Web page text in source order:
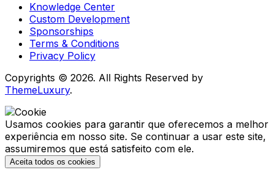
Knowledge Center
Custom Development
Sponsorships
Terms & Conditions
Privacy Policy
Copyrights © 2026. All Rights Reserved by
ThemeLuxury.
Usamos cookies para garantir que oferecemos a melhor
experiência em nosso site. Se continuar a usar este site,
assumiremos que está satisfeito com ele.
Aceita todos os cookies